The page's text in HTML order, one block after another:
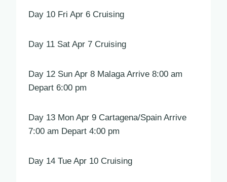
Day 10 Fri Apr 6 Cruising
Day 11 Sat Apr 7 Cruising
Day 12 Sun Apr 8 Malaga Arrive 8:00 am
Depart 6:00 pm
Day 13 Mon Apr 9 Cartagena/Spain Arrive
7:00 am Depart 4:00 pm
Day 14 Tue Apr 10 Cruising